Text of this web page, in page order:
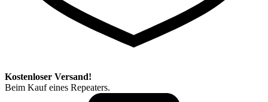
Kostenloser Versand!
Beim Kauf eines Repeaters.